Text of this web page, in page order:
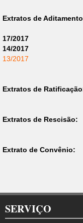
Extratos de
17/2017
14/2017
13/2017
Extratos de
Extratos de Rescisão:
Extrato de Convênio:
SERVIÇO